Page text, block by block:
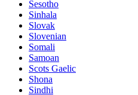
Sesotho
Sinhala
Slovak
Slovenian
Somali
Samoan
Scots Gaelic
Shona
Sindhi